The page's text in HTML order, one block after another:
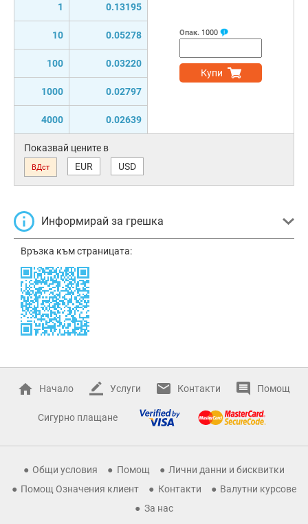
1 0.13195
10 0.05278
100 0.03220
1000 0.02797
4000 0.02639
Опак. 1000
Купи
Показвай цените в
ВДст EUR USD
Информирай за грешка
Връзка към страницата:
Начало Услуги Контакти Помощ
Сигурно плащане
Общи условия Помощ
Лични данни и бисквитки
Помощ Означения клиент
Контакти
Валутни курсове
За нас